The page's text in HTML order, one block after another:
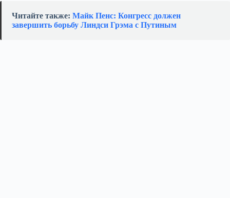
Читайте также: Майк Пенс: Конгресс должен
завершить борьбу Линдси Грэма с Путиным